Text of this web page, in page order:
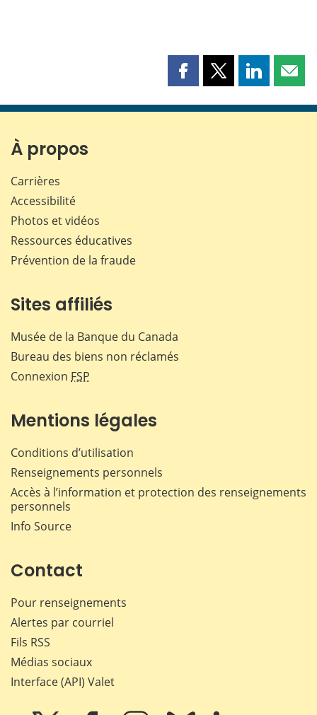
Partager
page
Partager
page
Partager
page page
À propos
Carrières
Accessibilité
Photos et vidéos
Ressources éducatives
Prévention de la fraude
Sites affiliés
Musée de la Banque du Canada
Bureau des biens non réclamés
Connexion FSP
Mentions légales
Conditions d’utilisation
Renseignements personnels
Accès à l’information et protection des renseignements
personnels
Info Source
Contact
Pour renseignements
Alertes par courriel
Fils RSS
Médias sociaux
Interface (API) Valet